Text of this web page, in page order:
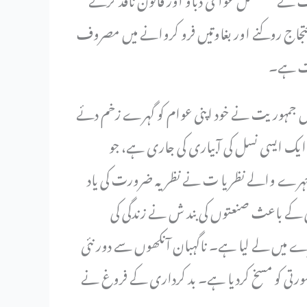
روکنے اور بغاوتیں فرو کروانے میں مصروف
ہے۔
جمہوریت نے خود اپنی عوام کو گہرے زخم دئے
ایسی نسل کی آبیاری کی جاری ہے، جو
والے نظریا ت نے نظریہ ضرورت کی یاد
کے باعث صنعتوں کی بند ش نے زندگی کی
میں لے لیا ہے۔ ناگہبان آنکھوں سے دور نئی
کو مسخ کردیا ہے۔ بد کرداری کے فروغ نے